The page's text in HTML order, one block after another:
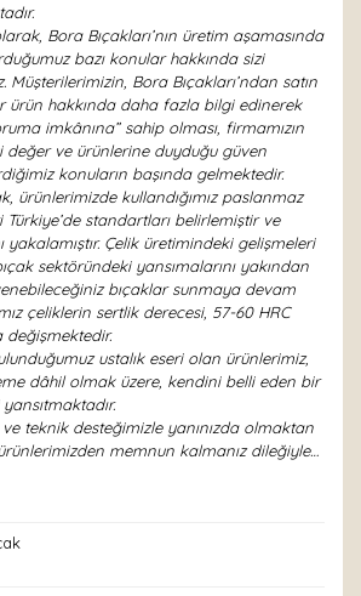
Bora Bıçakları’nın üretim aşamasında
bazı konular hakkında sizi
Bora Bıçakları’ndan satın
ürün hakkında daha fazla bilgi edinerek
imkânına” sahip olması, firmamızın
değer ve ürünlerine duyduğu güven
konuların başında gelmektedir.
ürünlerimizde kullandığımız paslanmaz
standartları belirlemiştir ve
yakalamıştır. Çelik üretimindeki gelişmeleri
sektöründeki yansımalarını yakından
bıçaklar sunmaya devam
çeliklerin sertlik derecesi, 57-60 HRC
değişmektedir.
ustalık eseri olan ürünlerimiz,
dâhil olmak üzere, kendini belli eden bir
ve teknik desteğimizle yanınızda olmaktan
memnun kalmanız dileğiyle…